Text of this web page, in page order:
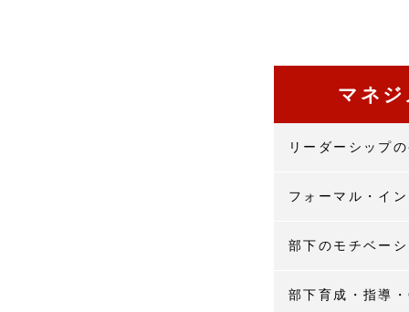
マネ
リーダーシップ
フォーマル・イ
部下のモチベー
部下育成・指導